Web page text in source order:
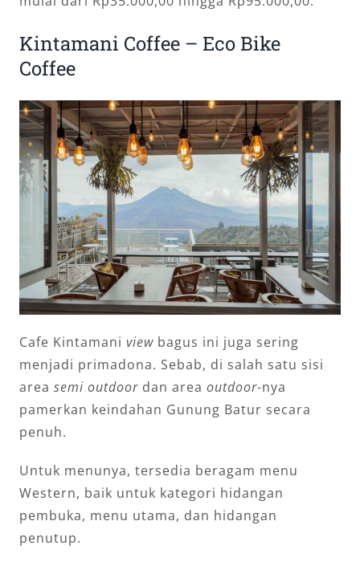
Kintamani Coffee – Eco Bike
Coffee
Cafe Kintamani viewbagus ini juga sering
menjadi primadona. Sebab, di salah satu sisi
area semi outdoordan area outdoor-nya
pamerkan keindahan Gunung Batur secara
penuh.
Untuk menunya, tersedia beragam menu
Western, baik untuk kategori hidangan
pembuka, menu utama, dan hidangan
penutup.